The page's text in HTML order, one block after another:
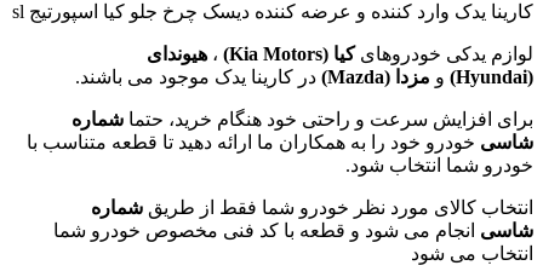
کارینا یدک وارد کننده و عرضه کننده دیسک چرخ جلو کیا اسپورتیج sl
لوازم یدکی خودروهایکیا (Kia Motors
) ، هیوندای
(
Hyundai
) و مزدا (Mazda
) در کارینا یدک موجود می باشند.
برای افزایش سرعت و راحتی خود هنگام خرید، حتما شماره
شاسی خودرو خود را به همکاران ما ارائه دهید تا قطعه متناسب با
خودرو شما انتخاب شود.
انتخاب کالای مورد نظر خودرو شما فقط از طریق شماره
شاسی انجام می شود و قطعه با کد فنی مخصوص خودرو شما
انتخاب می شود